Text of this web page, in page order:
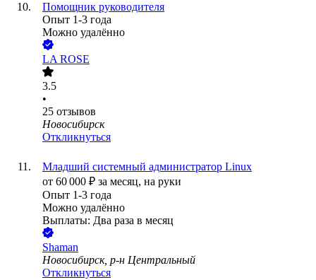
Помощник руководителя
Опыт 1-3 года
Можно удалённо
LA ROSE
3.5
•
25 отзывов
Новосибирск
Откликнуться
Младший системный администратор Linux
от 60 000 ₽ за месяц, на руки
Опыт 1-3 года
Можно удалённо
Выплаты: Два раза в месяц
Shaman
Новосибирск, р-н Центральный
Откликнуться